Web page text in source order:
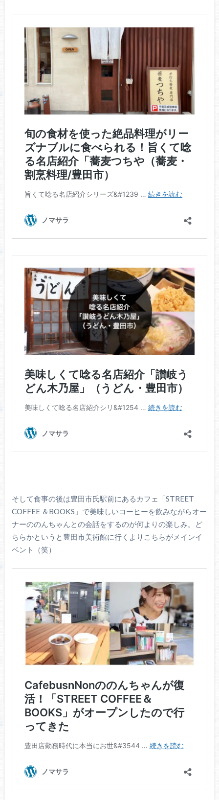
そして食事の後は豊田市氏駅前にあるカフェ「STREET
COFFEE ＆BOOKS」で美味しいコーヒーを飲みながらオー
ナーののんちゃんとの会話をするのが何よりの楽しみ。ど
ちらかというと豊田市美術館に行くよりこちらがメインイ
ベント（笑）